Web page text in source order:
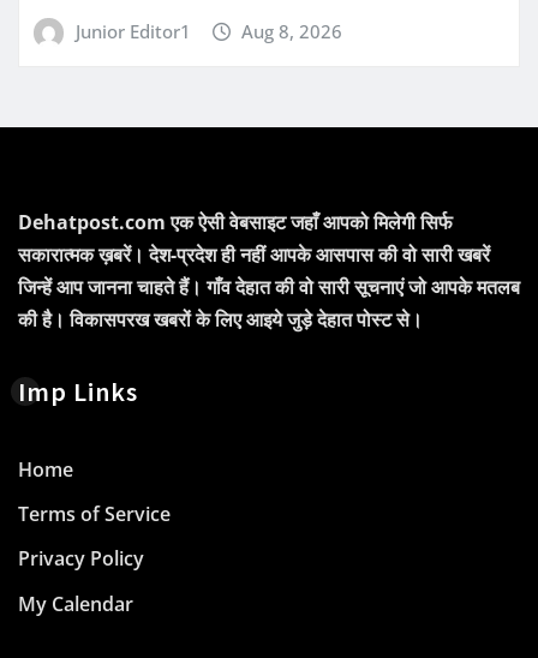
Junior Editor1 Aug 8, 2026
Dehatpost.com एक ऐसी वेबसाइट जहाँ आपको मिलेगी सिर्फ
सकारात्मक ख़बरें। देश-प्रदेश ही नहीं आपके आसपास की वो सारी खबरें
जिन्हें आप जानना चाहते हैं। गाँव देहात की वो सारी सूचनाएं जो आपके मतलब
की है। विकासपरख खबरों के लिए आइये जुड़े देहात पोस्ट से।
Imp Links
Home
Terms of Service
Privacy Policy
My Calendar